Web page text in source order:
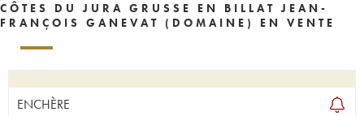
CÔTES DU JURA GRUSSE EN BILLAT JEAN-
FRANÇOIS GANEVAT (DOMAINE) EN VENTE
ENCHÈRE